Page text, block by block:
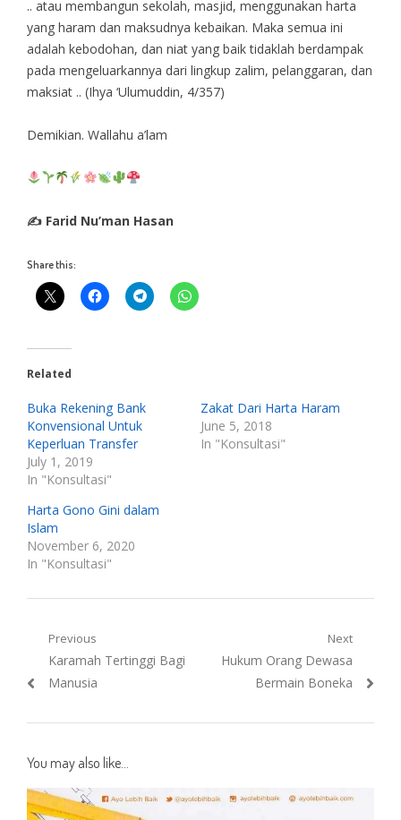
.. atau membangun sekolah, masjid, menggunakan harta
yang haram dan maksudnya kebaikan. Maka semua ini
adalah kebodohan, dan niat yang baik tidaklah berdampak
pada mengeluarkannya dari lingkup zalim, pelanggaran, dan
maksiat .. (Ihya ‘Ulumuddin, 4/357)
Demikian. Wallahu a’lam
✍ Farid Nu’man Hasan
Share this:
Related
Buka Rekening Bank
Konvensional Untuk
Keperluan Transfer
July 1, 2019
In "Konsultasi"
Zakat Dari Harta Haram
June 5, 2018
In "Konsultasi"
Harta Gono Gini dalam
Islam
November 6, 2020
In "Konsultasi"
Post
navigation
Previous
Previous
post:
Karamah Tertinggi Bagi
Manusia
Next
Next
Hukum Orang Dewasa
Bermain Boneka
You may also like...